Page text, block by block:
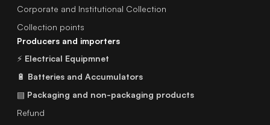
Corporate and Institutional Collection
Collection points
Producers and importers
⚡ Electrical Equipmnet
🔋 Batteries and Accumulators
▤ Packaging and non-packaging products
Refund